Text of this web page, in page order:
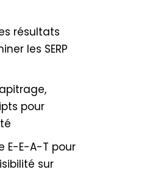
résultats
les SERP
pour
E-E-A-T pour
sur